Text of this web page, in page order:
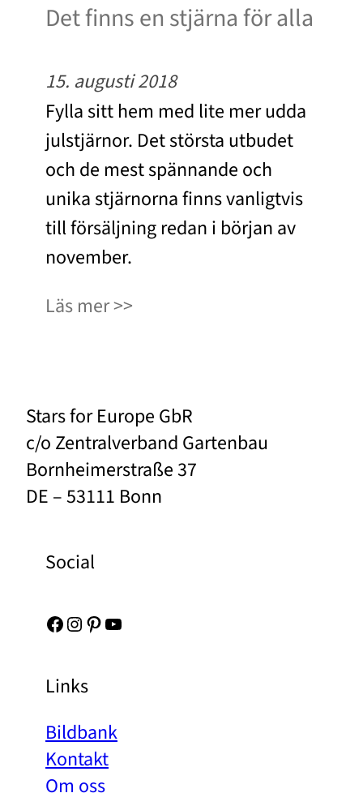
Det finns en stjärna för alla
15. augusti 2018
Fylla sitt hem med lite mer udda
julstjärnor. Det största utbudet
och de mest spännande och
unika stjärnorna finns vanligtvis
till försäljning redan i början av
november.
Läs mer
Stars for Europe GbR
c/o Zentralverband Gartenbau
Bornheimerstraße 37
DE – 53111 Bonn
Social
Facebook Instagram Pinterest YouTube
Links
Bildbank
Kontakt
Om oss